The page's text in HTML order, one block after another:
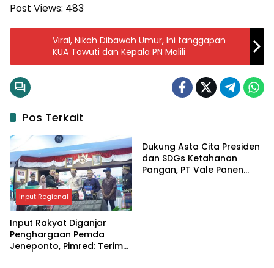
Post Views: 483
Viral, Nikah Dibawah Umur, Ini tanggapan
KUA Towuti dan Kepala PN Malili
Pos Terkait
Input Regional
Input Rakyat Diganjar
Penghargaan Pemda
Jeneponto, Pimred: Terima
Dukung Asta Cita Presiden
dan SDGs Ketahanan
Pangan, PT Vale Panen
Input Regional